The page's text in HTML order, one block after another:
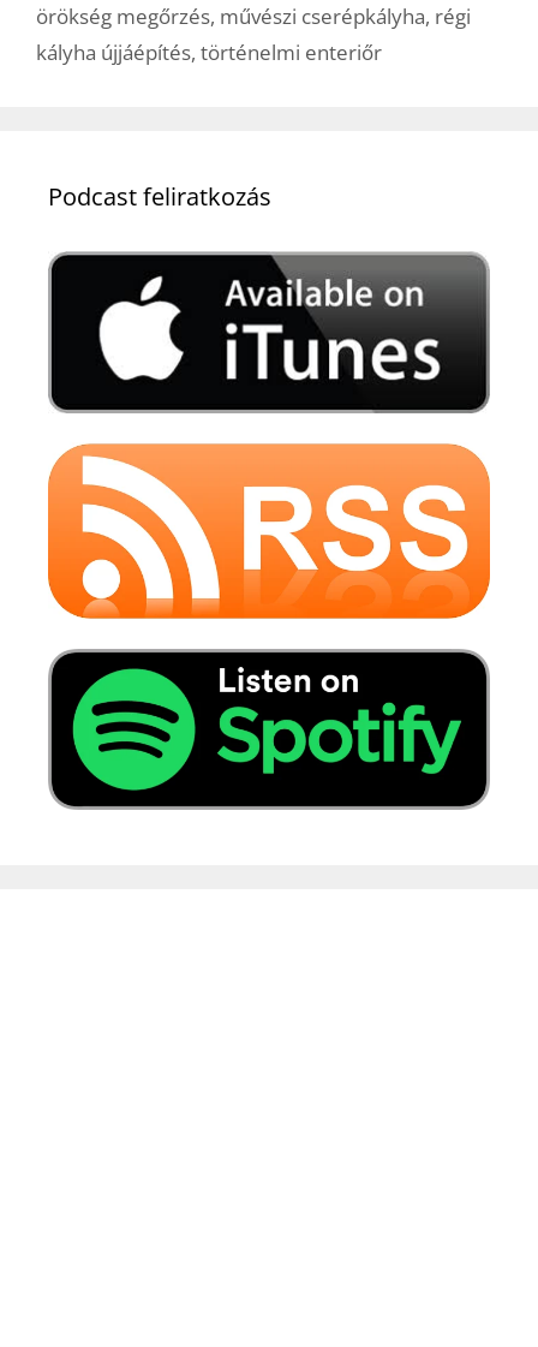
örökség megőrzés, művészi cserépkályha, régi
kályha újjáépítés, történelmi enteriőr
Podcast feliratkozás